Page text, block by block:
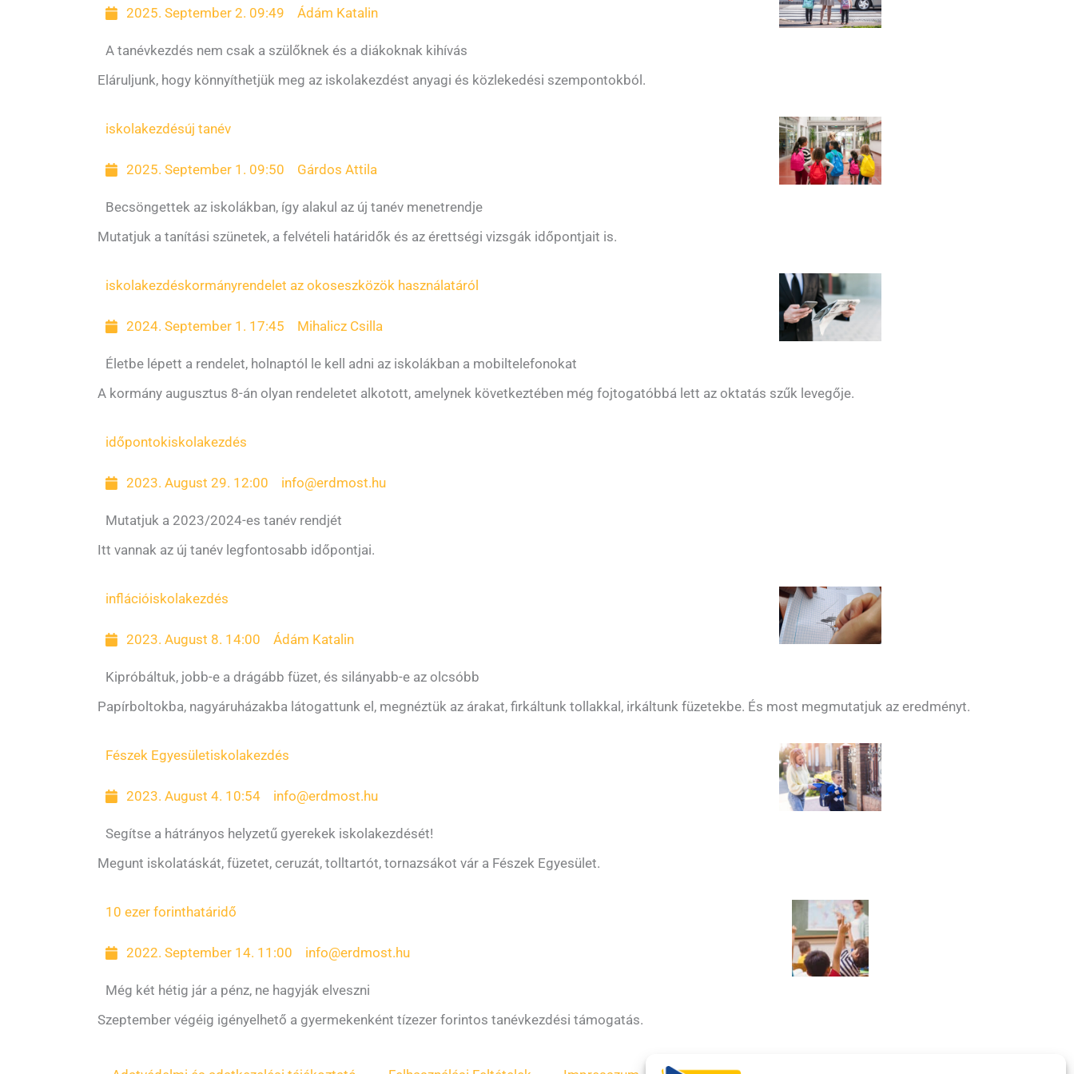
2025. September 2. 09:49 Ádám Katalin
A tanévkezdés nem csak a szülőknek és a diákoknak kihívás
Eláruljunk, hogy könnyíthetjük meg az iskolakezdést anyagi és közlekedési szempontokból.
iskolakezdésúj tanév
2025. September 1. 09:50 Gárdos Attila
Becsöngettek az iskolákban, így alakul az új tanév menetrendje
Mutatjuk a tanítási szünetek, a felvételi határidők és az érettségi vizsgák időpontjait is.
iskolakezdéskormányrendelet az okoseszközök használatáról
2024. September 1. 17:45 Mihalicz Csilla
Életbe lépett a rendelet, holnaptól le kell adni az iskolákban a mobiltelefonokat
A kormány augusztus 8-án olyan rendeletet alkotott, amelynek következtében még fojtogatóbbá lett az oktatás szűk levegője.
időpontokiskolakezdés
2023. August 29. 12:00 info@erdmost.hu
Mutatjuk a 2023/2024-es tanév rendjét
Itt vannak az új tanév legfontosabb időpontjai.
inflációiskolakezdés
2023. August 8. 14:00 Ádám Katalin
Kipróbáltuk, jobb-e a drágább füzet, és silányabb-e az olcsóbb
Papírboltokba, nagyáruházakba látogattunk el, megnéztük az árakat, firkáltunk tollakkal, irkáltunk füzetekbe. És most megmutatjuk az eredményt.
Fészek Egyesületiskolakezdés
2023. August 4. 10:54 info@erdmost.hu
Segítse a hátrányos helyzetű gyerekek iskolakezdését!
Megunt iskolatáskát, füzetet, ceruzát, tolltartót, tornazsákot vár a Fészek Egyesület.
10 ezer forinthatáridő
2022. September 14. 11:00 info@erdmost.hu
Még két hétig jár a pénz, ne hagyják elveszni
Szeptember végéig igényelhető a gyermekenként tízezer forintos tanévkezdési támogatás.